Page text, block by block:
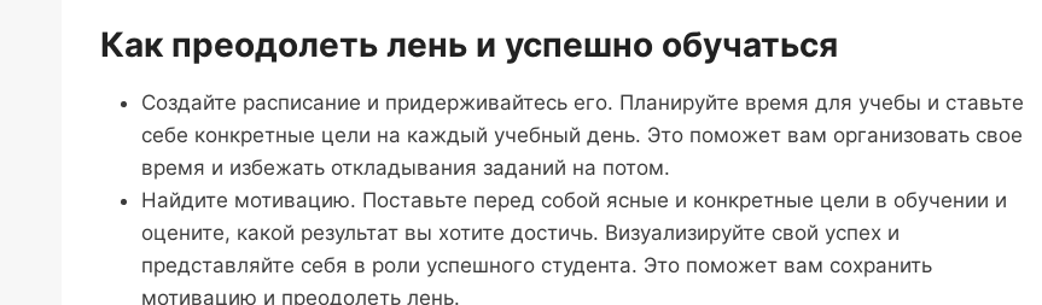
Как преодолеть лень и успешно обучаться
Создайте расписание и придерживайтесь его. Планируйте время для учебы и ставьте
себе конкретные цели на каждый учебный день. Это поможет вам организовать свое
время и избежать откладывания заданий на потом.
Найдите мотивацию. Поставьте перед собой ясные и конкретные цели в обучении и
оцените, какой результат вы хотите достичь. Визуализируйте свой успех и
представляйте себя в роли успешного студента. Это поможет вам сохранить
мотивацию и преодолеть лень.